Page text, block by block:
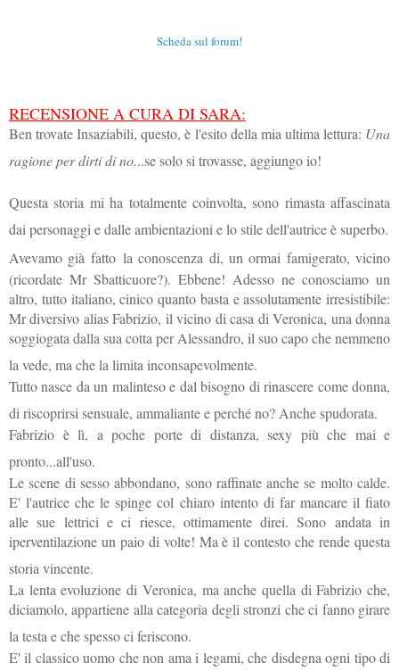
Scheda sul forum!
RECENSIONE A CURA DI SARA:
Ben trovate Insaziabili, questo, è l'esito della mia ultima lettura: Una
ragione per dirti di no...se solo si trovasse, aggiungo io!
Questa storia mi ha totalmente coinvolta, sono rimasta affascinata
dai personaggi e dalle ambientazioni e lo stile dell'autrice è superbo.
Avevamo già fatto la conoscenza di, un ormai famigerato, vicino
(ricordate Mr Sbatticuore?). Ebbene! Adesso ne conosciamo un
altro, tutto italiano, cinico quanto basta e assolutamente irresistibile:
Mr diversivo alias Fabrizio, il vicino di casa di Veronica, una donna
soggiogata dalla sua cotta per Alessandro, il suo capo che nemmeno
la vede, ma che la limita inconsapevolmente.
Tutto nasce da un malinteso e dal bisogno di rinascere come donna,
di riscoprirsi sensuale, ammaliante e perché no? Anche spudorata.
Fabrizio è lì, a poche porte di distanza, sexy più che mai e
pronto...all'uso.
Le scene di sesso abbondano, sono raffinate anche se molto calde.
E' l'autrice che le spinge col chiaro intento di far mancare il fiato
alle sue lettrici e ci riesce, ottimamente direi. Sono andata in
iperventilazione un paio di volte! Ma è il contesto che rende questa
storia vincente.
La lenta evoluzione di Veronica, ma anche quella di Fabrizio che,
diciamolo, appartiene alla categoria degli stronzi che ci fanno girare
la testa e che spesso ci feriscono.
E' il classico uomo che non ama i legami, che disdegna ogni tipo di